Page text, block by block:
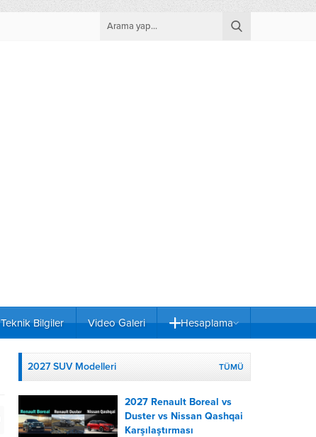
Teknik Bilgiler Video Galeri Hesaplama
2027 SUV Modelleri TÜMÜ
2027 Renault Boreal vs
Duster vs Nissan Qashqai
Karşılaştırması